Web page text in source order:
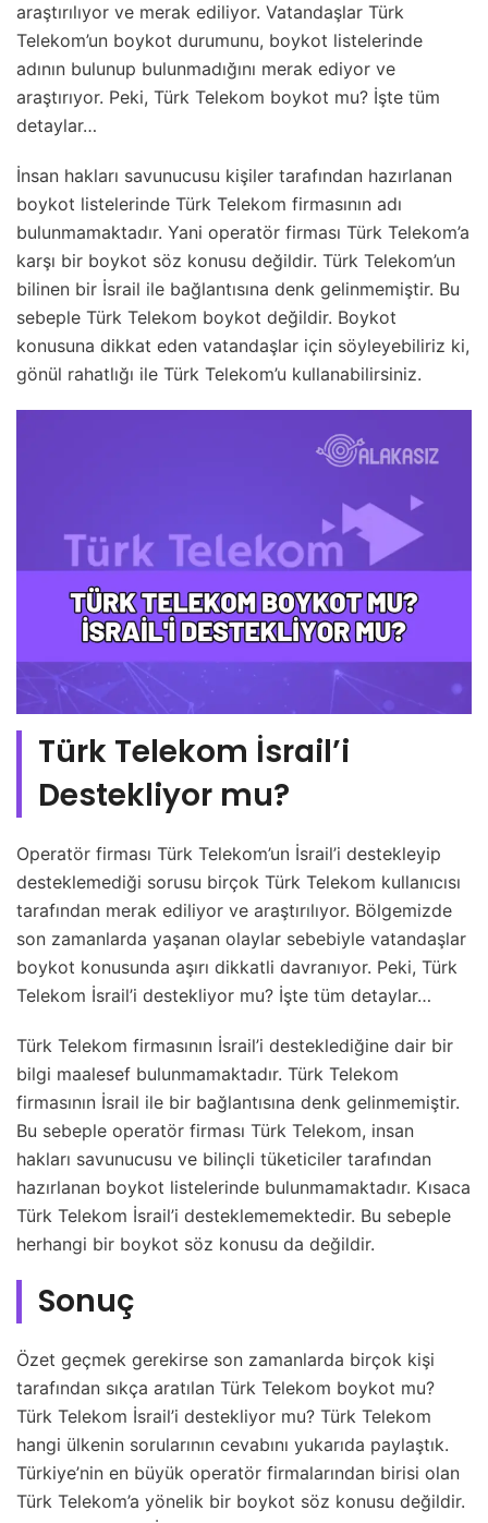
araştırılıyor ve merak ediliyor. Vatandaşlar Türk
Telekom’un boykot durumunu, boykot listelerinde
adının bulunup bulunmadığını merak ediyor ve
araştırıyor. Peki, Türk Telekom boykot mu? İşte tüm
detaylar…
İnsan hakları savunucusu kişiler tarafından hazırlanan
boykot listelerinde Türk Telekom firmasının adı
bulunmamaktadır. Yani operatör firması Türk Telekom’a
karşı bir boykot söz konusu değildir. Türk Telekom’un
bilinen bir İsrail ile bağlantısına denk gelinmemiştir. Bu
sebeple Türk Telekom boykot değildir. Boykot
konusuna dikkat eden vatandaşlar için söyleyebiliriz ki,
gönül rahatlığı ile Türk Telekom’u kullanabilirsiniz.
Türk Telekom İsrail’i
Destekliyor mu?
Operatör firması Türk Telekom’un İsrail’i destekleyip
desteklemediği sorusu birçok Türk Telekom kullanıcısı
tarafından merak ediliyor ve araştırılıyor. Bölgemizde
son zamanlarda yaşanan olaylar sebebiyle vatandaşlar
boykot konusunda aşırı dikkatli davranıyor. Peki, Türk
Telekom İsrail’i destekliyor mu? İşte tüm detaylar…
Türk Telekom firmasının İsrail’i desteklediğine dair bir
bilgi maalesef bulunmamaktadır. Türk Telekom
firmasının İsrail ile bir bağlantısına denk gelinmemiştir.
Bu sebeple operatör firması Türk Telekom, insan
hakları savunucusu ve bilinçli tüketiciler tarafından
hazırlanan boykot listelerinde bulunmamaktadır. Kısaca
Türk Telekom İsrail’i desteklememektedir. Bu sebeple
herhangi bir boykot söz konusu da değildir.
Sonuç
Özet geçmek gerekirse son zamanlarda birçok kişi
tarafından sıkça aratılan Türk Telekom boykot mu?
Türk Telekom İsrail’i destekliyor mu? Türk Telekom
hangi ülkenin sorularının cevabını yukarıda paylaştık.
Türkiye’nin en büyük operatör firmalarından birisi olan
Türk Telekom’a yönelik bir boykot söz konusu değildir.